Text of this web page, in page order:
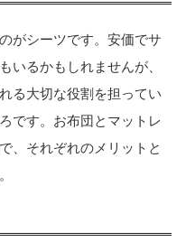
がシーツです。安価でサ
いるかもしれませんが、
る大切な役割を担ってい
です。お布団とマットレ
、それぞれのメリットと